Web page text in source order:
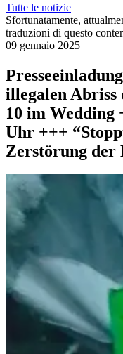
Tutte le notizie
Sfortunatamente,
traduzioni di questo
09 gennaio 2025
illegalen
10 im Wedding
Uhr +++
Zerstörung der